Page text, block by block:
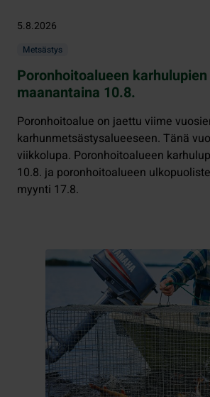
5.8.2026
Metsästys
Poronhoitoalueen
maanantaina 10.8.
Poronhoitoalue on jaettu viime
karhunmetsästysalueeseen. Tänä
viikkolupa. Poronhoitoalueen
10.8. ja poronhoitoalueen
myynti 17.8.